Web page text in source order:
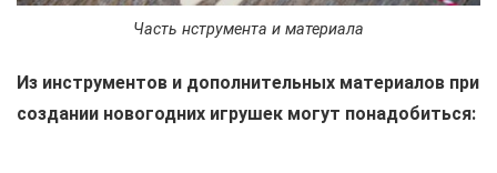
Часть нструмента и материала
Из инструментов и дополнительных материалов при
создании новогодних игрушек могут понадобиться: